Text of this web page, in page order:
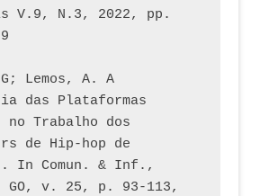
V.9, N.3, 2022, pp.
Lemos, A. A
das Plataformas
Trabalho dos
de Hip-hop de
In Comun. & Inf.,
GO, v. 25, p. 93-113,